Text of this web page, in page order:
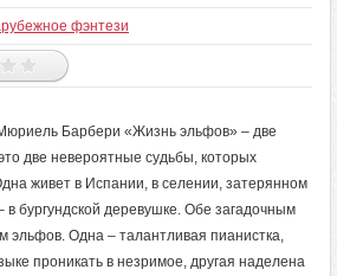
фэнтези
Барбери «Жизнь эльфов» – две
две невероятные судьбы, которых
живет в Испании, в селении, затерянном
в бургундской деревушке. Обе загадочным
эльфов. Одна – талантливая пианистка,
проникать в незримое, другая наделена